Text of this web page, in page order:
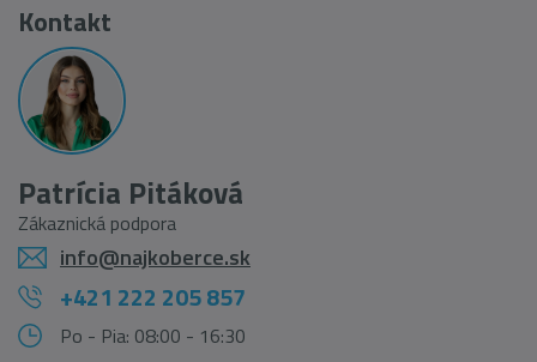
Kontakt
Patrícia Pitáková
Zákaznická podpora
info@najkoberce.sk
+421 222 205 857
Po - Pia: 08:00 - 16:30